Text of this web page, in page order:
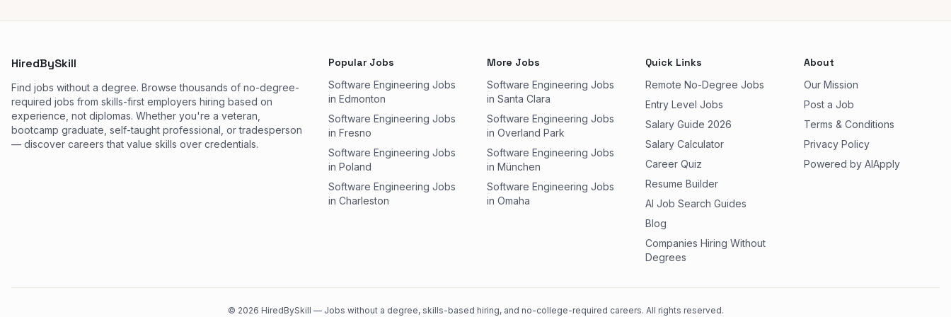
HiredBySkill
Find jobs without a degree. Browse thousands of no-degree-
required jobs from skills-first employers hiring based on
experience, not diplomas. Whether you're a veteran,
bootcamp graduate, self-taught professional, or tradesperson
— discover careers that value skills over credentials.
Popular Jobs
Software Engineering Jobs
in Edmonton
Software Engineering Jobs
in Fresno
Software Engineering Jobs
in Poland
Software Engineering Jobs
in Charleston
More Jobs
Software Engineering Jobs
in Santa Clara
Software Engineering Jobs
in Overland Park
Software Engineering Jobs
in München
Software Engineering Jobs
in Omaha
Quick Links
Remote No-Degree Jobs
Entry Level Jobs
Salary Guide 2026
Salary Calculator
Career Quiz
Resume Builder
AI Job Search Guides
Blog
Companies Hiring Without
Degrees
About
Our Mission
Post a Job
Terms & Conditions
Privacy Policy
Powered by AIApply
© 2026 HiredBySkill — Jobs without a degree, skills-based hiring, and no-college-required careers. All rights reserved.